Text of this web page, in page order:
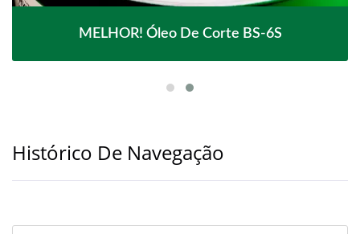
MELHOR! Óleo De Corte BS-6S
Histórico De Navegação